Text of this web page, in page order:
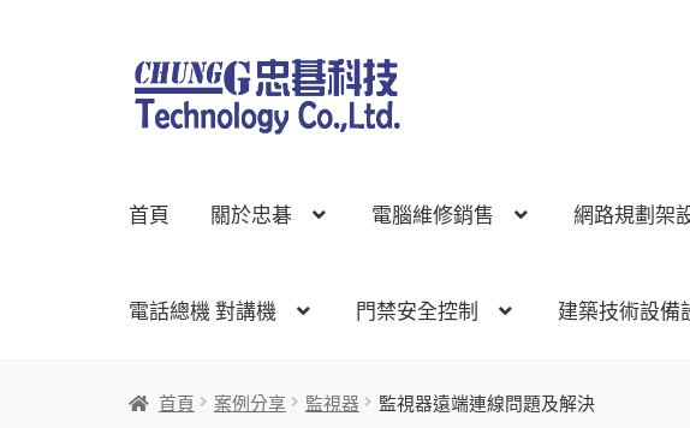
跳
至
導
跳
至
主
容
首頁 關於忠碁 電腦維修銷售 網路規劃架
電話總機 對講機 門禁安全控制 建築技術設備
首頁關於忠碁 電腦維修銷售 網路規劃架設 監視器安裝維修
首頁 案例分享 監視器 監視器遠端連線問題及解決